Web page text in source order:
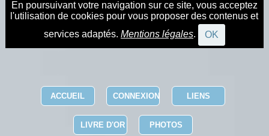
En poursuivant votre navigation sur ce site, vous acceptez
l'utilisation de cookies pour vous proposer des contenus et
services adaptés. Mentions légales. OK
ACCUEIL CONNEXION LIENS
LIVRE D'OR PHOTOS